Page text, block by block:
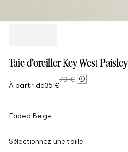
Taie d'oreiller Key West Paisley
À partir de35 €
70 €
Faded Beige
Sélectionnez une taille